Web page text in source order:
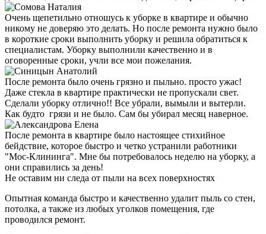
Очень щепетильно отношусь к уборке в квартире и обычно
никому не доверяю это делать. Но после ремонта нужно было
в короткие сроки выполнить уборку и решила обратиться к
специалистам. Уборку выполнили качественно и в
оговоренные сроки, учли все мои пожелания.
После ремонта было очень грязно и пыльно. просто ужас!
Даже стекла в квартире практически не пропускали свет.
Сделали уборку отлично!! Все убрали, вымыли и вытерли.
Как будто грязи и не было. Сам бы убирал месяц наверное.
После ремонта в квартире было настоящее стихийное
бейдствие, которое быстро и четко устранили работники
"Мос-Клининга". Мне бы потребовалось неделю на уборку, а
они справились за день!
Не оставим ни следа от пыли на всех поверхностях
Опытная команда быстро и качественно удалит пыль со стен,
потолка, а также из любых уголков помещения, где
проводился ремонт.